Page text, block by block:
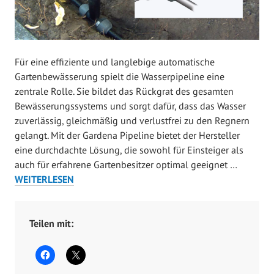
t
l
i
c
h
a
ä
z
3
Für eine effiziente und langlebige automatische
Gartenbewässerung spielt die Wasserpipeline eine
zentrale Rolle. Sie bildet das Rückgrat des gesamten
Bewässerungssystems und sorgt dafür, dass das Wasser
zuverlässig, gleichmäßig und verlustfrei zu den Regnern
gelangt. Mit der Gardena Pipeline bietet der Hersteller
eine durchdachte Lösung, die sowohl für Einsteiger als
auch für erfahrene Gartenbesitzer optimal geeignet …
WEITERLESEN
Teilen mit: